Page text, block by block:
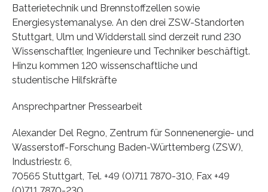
Batterietechnik und Brennstoffzellen sowie
Energiesystemanalyse. An den drei ZSW-Standorten
Stuttgart, Ulm und Widderstall sind derzeit rund 230
Wissenschaftler, Ingenieure und Techniker beschäftigt.
Hinzu kommen 120 wissenschaftliche und
studentische Hilfskräfte
Ansprechpartner Pressearbeit
Alexander Del Regno, Zentrum für Sonnenenergie- und
Wasserstoff-Forschung Baden-Württemberg (ZSW),
Industriestr. 6,
70565 Stuttgart, Tel. +49 (0)711 7870-310, Fax +49